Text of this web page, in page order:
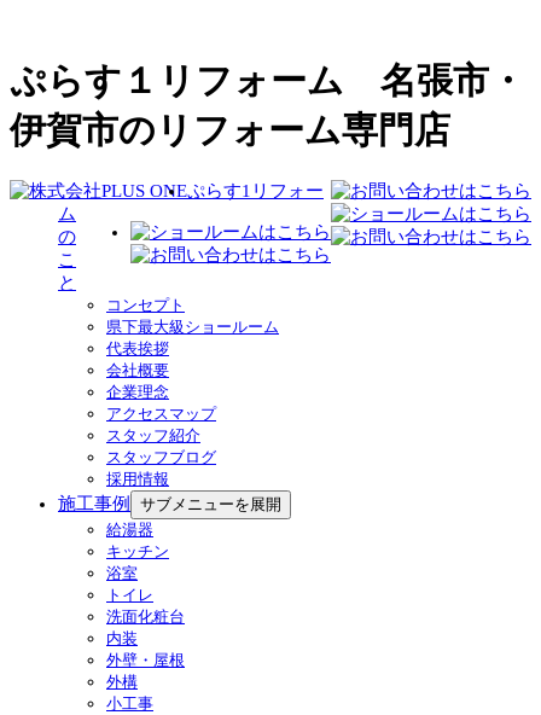
ぷらす１リフォーム 名張市・
伊賀市のリフォーム専門店
ぷらす1リフォー
ム
の
こ
と
コンセプト
県下最大級ショールーム
代表挨拶
会社概要
企業理念
アクセスマップ
スタッフ紹介
スタッフブログ
採用情報
施工事例
サブメニューを展開
給湯器
キッチン
浴室
トイレ
洗面化粧台
内装
外壁・屋根
外構
小工事